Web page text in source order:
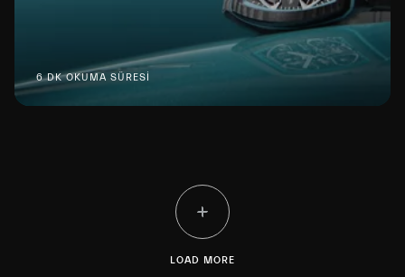
6 DK OKUMA SÜRESİ
LOAD MORE